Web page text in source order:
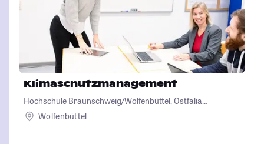
Klimaschutzmanagement
Hochschule Braunschweig/Wolfenbüttel, Ostfalia
Hochschule für angewandte Wissenschaften
Wolfenbüttel